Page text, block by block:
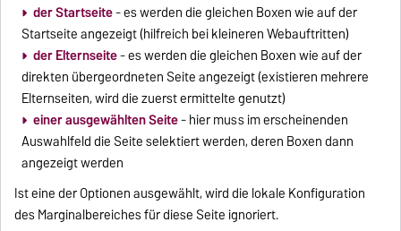
der Startseite- es werden die gleichen Boxen wie auf der
Startseite angezeigt (hilfreich bei kleineren Webauftritten)
der Elternseite- es werden die gleichen Boxen wie auf der
direkten übergeordneten Seite angezeigt (existieren mehrere
Elternseiten, wird die zuerst ermittelte genutzt)
einer ausgewählten Seite- hier muss im erscheinenden
Auswahlfeld die Seite selektiert werden, deren Boxen dann
angezeigt werden
Ist eine der Optionen ausgewählt, wird die lokale Konfiguration
des Marginalbereiches für diese Seite ignoriert.